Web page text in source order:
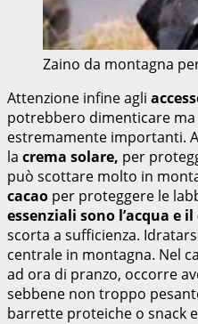
Zaino da montagna
Attenzione infine agli
potrebbero dimenticare ma
estremamente importanti.
la crema solare, per
può scottare molto in
cacao per proteggere le
essenziali sono l’acqua e il
scorta a sufficienza.
centrale in montagna. Nel
ad ora di pranzo, occorre
sebbene non troppo
barrette proteiche o snack